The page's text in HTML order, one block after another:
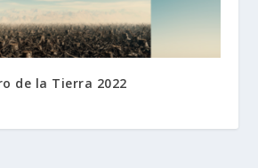
de la Tierra 2022